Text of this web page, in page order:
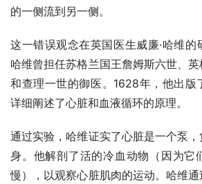
的一侧流到另一侧。
这一错误观念在英国医生威廉·哈维的
哈维曾担任苏格兰国王詹姆斯六世、
和查理一世的御医。1628年，他出版
详细阐述了心脏和血液循环的原理。
通过实验，哈维证实了心脏是一个泵
身。他解剖了活的冷血动物（因为它
慢），以观察心脏肌肉的运动。哈维通